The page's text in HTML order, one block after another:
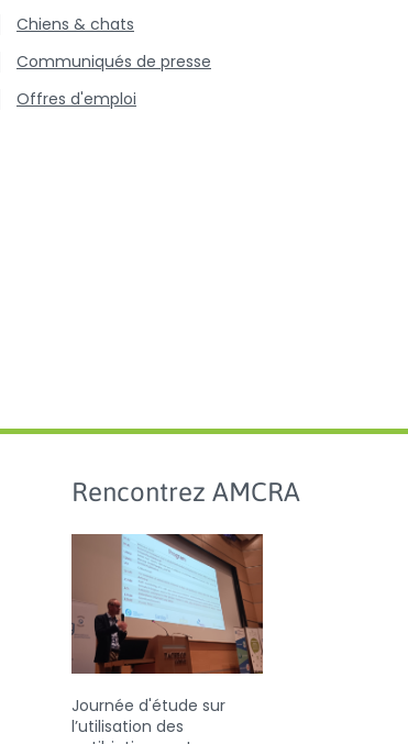
Chiens & chats
Communiqués de presse
Offres d'emploi
Rencontrez AMCRA
Journée d'étude sur
l’utilisation des